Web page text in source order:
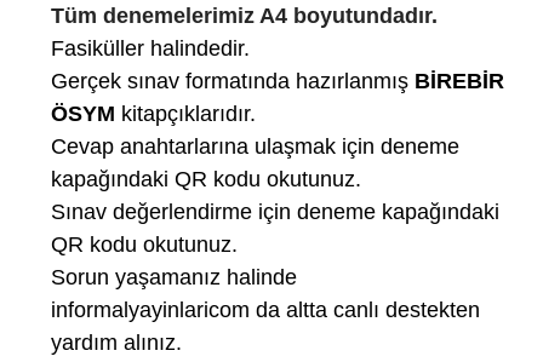
Tüm denemelerimiz A4 boyutundadır.
Fasiküller halindedir.
Gerçek sınav formatında hazırlanmış BİREBİR
ÖSYM kitapçıklarıdır.
Cevap anahtarlarına ulaşmak için deneme
kapağındaki QR kodu okutunuz.
Sınav değerlendirme için deneme kapağındaki
QR kodu okutunuz.
Sorun yaşamanız halinde
informalyayinlaricom da altta canlı destekten
yardım alınız.